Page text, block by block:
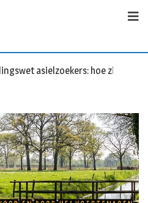
asielzoekers: hoe zit dat?